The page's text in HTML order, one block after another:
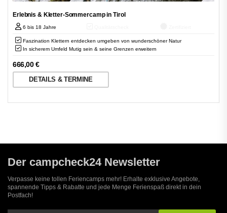
Erlebnis & Kletter-Sommercamp in Tirol
6 bis 18 Jahre
Faszination Klettern entdecken umgeben von wunderschöner Natur
In sicherem Umfeld Mutig sein & seine Grenzen erweitern
666,00€
DETAILS & TERMINE
Der campcheck24 Newsletter
Verpasse keine tollen Feriencamps mehr! Erhalte exklusive Angebote,
spannende Tipps & Rabatte und jede Menge Ferienspaß direkt in dein
Postfach!